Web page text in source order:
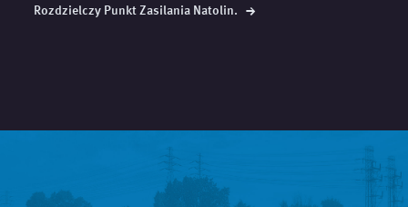
Rozdzielczy Punkt Zasilania Natolin. →